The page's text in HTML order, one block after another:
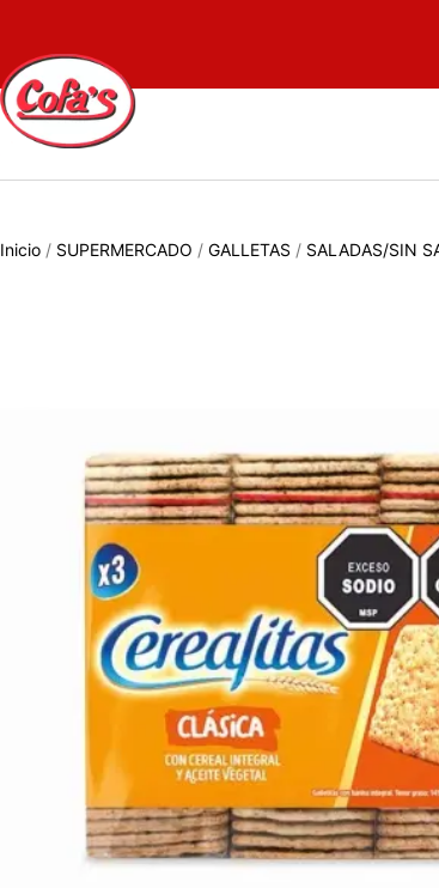
Inicio / SUPERMERCADO / GALLETAS / SALADAS/SIN